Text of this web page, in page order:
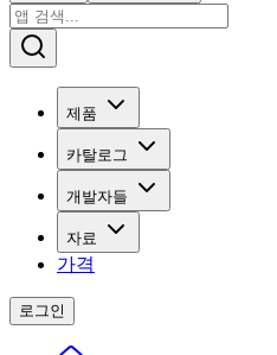
제품
카탈로그
개발자들
자료
가격
로그인